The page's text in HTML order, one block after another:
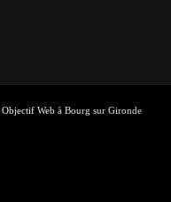
Objectif Web à Bourg sur Gironde